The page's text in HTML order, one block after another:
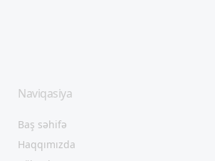
Naviqasiya
Baş səhifə
Haqqımızda